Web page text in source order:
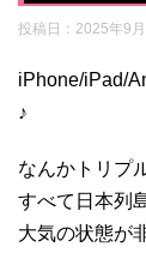
投稿日： 2025年9
iPhone/iPad/
♪
なんかトリプ
すべて日本列
大気の状態が